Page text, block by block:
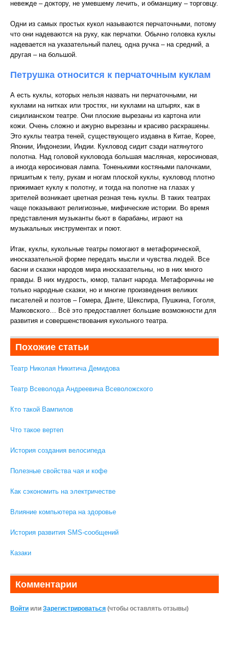
невежде – доктору, не умевшему лечить, и обманщику – торговцу.
Одни из самых простых кукол называются перчаточными, потому
что они надеваются на руку, как перчатки. Обычно головка куклы
надевается на указательный палец, одна ручка – на средний, а
другая – на большой.
Петрушка относится к перчаточным куклам
А есть куклы, которых нельзя назвать ни перчаточными, ни
куклами на нитках или тростях, ни куклами на штырях, как в
сицилианском театре. Они плоские вырезаны из картона или
кожи. Очень сложно и ажурно вырезаны и красиво раскрашены.
Это куклы театра теней, существующего издавна в Китае, Корее,
Японии, Индонезии, Индии. Кукловод сидит сзади натянутого
полотна. Над головой кукловода большая масляная, керосиновая,
а иногда керосиновая лампа. Тоненькими костяными палочками,
пришитым к телу, рукам и ногам плоской куклы, кукловод плотно
прижимает куклу к полотну, и тогда на полотне на глазах у
зрителей возникает цветная резная тень куклы. В таких театрах
чаще показывают религиозные, мифические истории. Во время
представления музыканты бьют в барабаны, играют на
музыкальных инструментах и поют.
Итак, куклы, кукольные театры помогают в метафорической,
иносказательной форме передать мысли и чувства людей. Все
басни и сказки народов мира иносказательны, но в них много
правды. В них мудрость, юмор, талант народа. Метафоричны не
только народные сказки, но и многие произведения великих
писателей и поэтов – Гомера, Данте, Шекспира, Пушкина, Гоголя,
Маяковского… Всё это предоставляет большие возможности для
развития и совершенствования кукольного театра.
Похожие статьи
Театр Николая Никитича Демидова
Театр Всеволода Андреевича Всеволожского
Кто такой Вампилов
Что такое вертеп
История создания велосипеда
Полезные свойства чая и кофе
Как сэкономить на электричестве
Влияние компьютера на здоровье
История развития SMS-сообщений
Казаки
Комментарии
Войти или Зарегистрироваться (чтобы оставлять отзывы)